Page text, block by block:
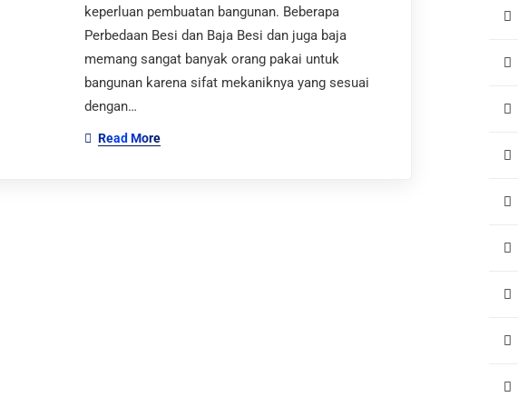
keperluan pembuatan bangunan. Beberapa
Perbedaan Besi dan Baja Besi dan juga baja
memang sangat banyak orang pakai untuk
bangunan karena sifat mekaniknya yang sesuai
dengan…
Read More
yang bergerak di bidang pengecoran logam.